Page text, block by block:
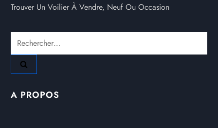
Trouver Un Voilier À Vendre, Neuf Ou Occasion
Rechercher :
A PROPOS